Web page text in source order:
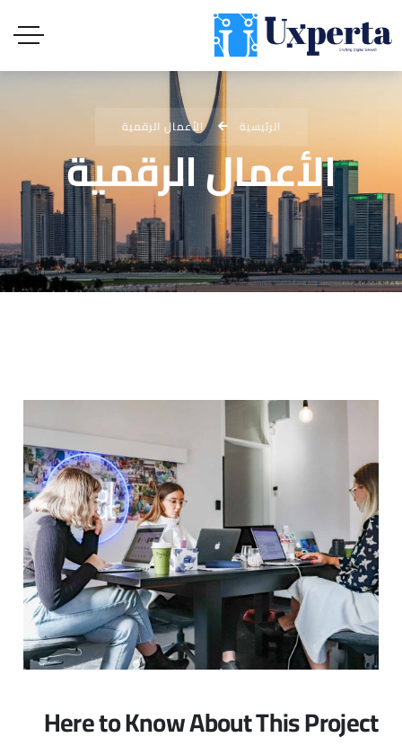
الرئيسية الأعمال الرقمية
الأعمال الرقمية
Here to Know About This Project